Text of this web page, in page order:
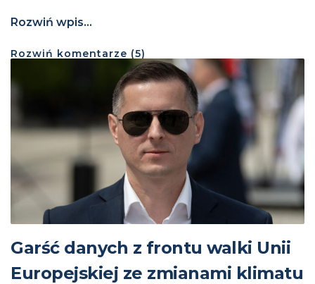
Rozwiń wpis...
Rozwiń komentarze (5)
Garść danych z frontu walki Unii
Europejskiej ze zmianami klimatu